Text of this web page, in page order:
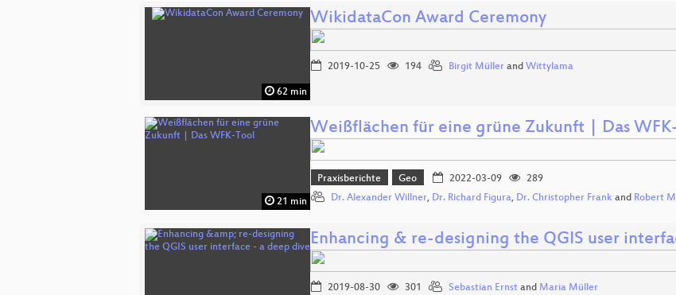
62 min
WikidataCon Award Ceremony
2019-10-25 194 Birgit Müller and Wittylama
21 min
Weißflächen für eine grüne Zukunft | Das
Praxisberichte Geo 2022-03-09
289
Dr. Alexander Willner, Dr. Richard Figura, Dr. Christopher Frank and Robert
Enhancing & re-designing the QGIS user
2019-08-30 301 Sebastian Ernst and Maria Müller